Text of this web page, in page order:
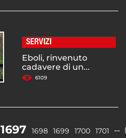
SERVIZI
Eboli, rinvenuto
cadavere di un...
6109
1697 1698 1699 1700 1701 …